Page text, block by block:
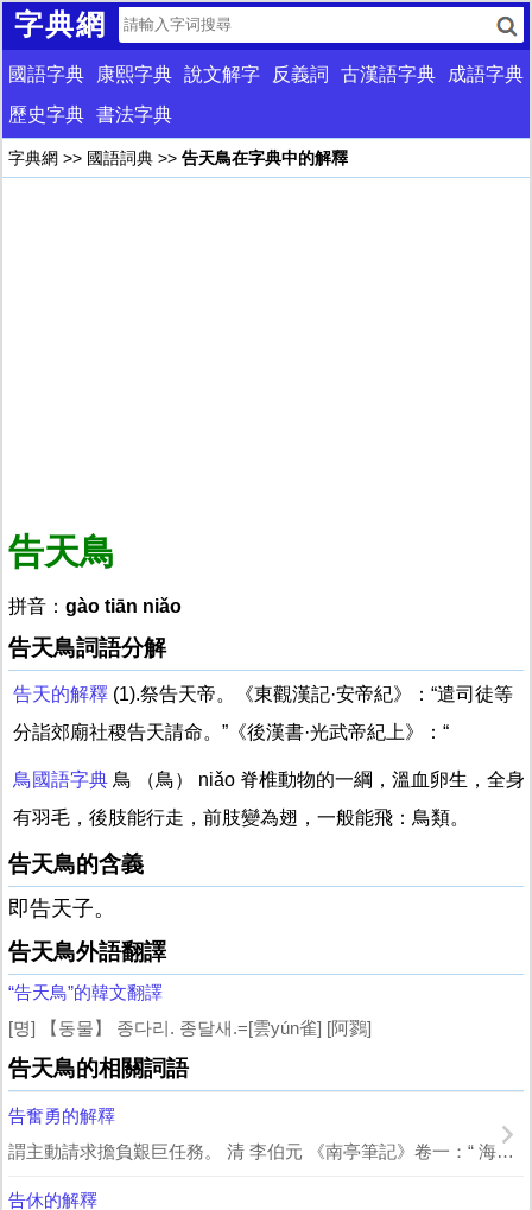
字典網
國語字典 康熙字典 說文解字 反義詞 古漢語字典
成語字典
歷史字典 書法字典
字典網 >> 國語詞典 >> 告天鳥在字典中的解釋
告天鳥
拼音： gào tiān niǎo
告天鳥詞語分解
告天的解釋 (1).祭告天帝。《東觀漢記·安帝紀》：“遣司徒等
分詣郊廟社稷告天請命。”《後漢書·光武帝紀上》：“
鳥國語字典 鳥 （鳥） niǎo 脊椎動物的一綱，溫血卵生，全身
有羽毛，後肢能行走，前肢變為翅，一般能飛：鳥類。
告天鳥的含義
即告天子。
告天鳥外語翻譯
“告天鳥”的韓文翻譯
[명] 【동물】 종다리. 종달새.=[雲yún雀] [阿鷚]
告天鳥的相關詞語
告奮勇的解釋
謂主動請求擔負艱巨任務。 清 李伯元 《南亭筆記》卷一：“ 海蘭察 以侍衛告奮...
告休的解釋